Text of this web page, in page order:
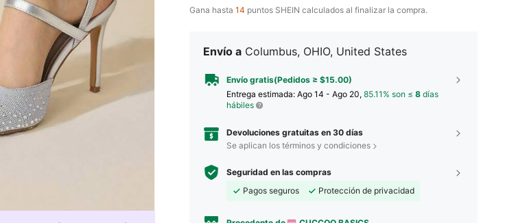
Gana hasta 14 puntos SHEIN calculados al finalizar la compra.
Envío a Columbus, OHIO, United States
Envío gratis(Pedidos ≥ $15.00)
Entrega estimada: Ago 14 - Ago 20, 85.11% son ≤ 8 días
hábiles
Devoluciones gratuitas en 30 días
Se aplican los términos y condiciones
Seguridad en las compras
Pagos seguros
Protección de privacidad